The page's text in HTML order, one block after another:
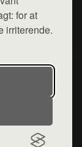
for at
irriterende.
privatlivspolitik
række
fra
side - vi
ikke